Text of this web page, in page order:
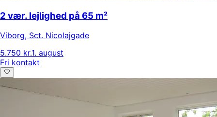
2 vær. lejlighed på 65 m²
Viborg, Sct. Nicolajgade
5.750 kr.1. august
Fri kontakt